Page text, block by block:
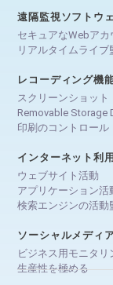
遠隔監視ソフトウ
セキュアなWebア
リアルタイムライブ
レコーディング機
スクリーンショット
Removable Storage
印刷のコントロール
インターネット利
ウェブサイト活動
アプリケーション活
検索エンジンの活動
ソーシャルメディ
ビジネス用モニタリ
生産性を極める